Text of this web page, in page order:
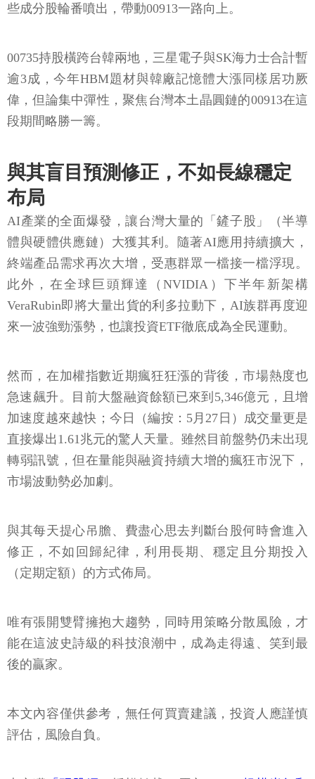
些成分股輪番噴出，帶動00913一路向上。
00735持股橫跨台韓兩地，三星電子與SK海力士合計暫
逾3成，今年HBM題材與韓廠記憶體大漲同樣居功厥
偉，但論集中彈性，聚焦台灣本土晶圓鏈的00913在這
段期間略勝一籌。
與其盲目預測修正，不如長線穩定
布局
AI產業的全面爆發，讓台灣大量的「鏟子股」（半導
體與硬體供應鏈）大獲其利。隨著AI應用持續擴大，
終端產品需求再次大增，受惠群眾一檔接一檔浮現。
此外，在全球巨頭輝達（NVIDIA）下半年新架構
VeraRubin即將大量出貨的利多拉動下，AI族群再度迎
來一波強勁漲勢，也讓投資ETF徹底成為全民運動。
然而，在加權指數近期瘋狂狂漲的背後，市場熱度也
急速飆升。目前大盤融資餘額已來到5,346億元，且增
加速度越來越快；今日（編按：5月27日）成交量更是
直接爆出1.61兆元的驚人天量。雖然目前盤勢仍未出現
轉弱訊號，但在量能與融資持續大增的瘋狂市況下，
市場波動勢必加劇。
與其每天提心吊膽、費盡心思去判斷台股何時會進入
修正，不如回歸紀律，利用長期、穩定且分期投入
（定期定額）的方式佈局。
唯有張開雙臂擁抱大趨勢，同時用策略分散風險，才
能在這波史詩級的科技浪潮中，成為走得遠、笑到最
後的贏家。
本文內容僅供參考，無任何買賣建議，投資人應謹慎
評估，風險自負。